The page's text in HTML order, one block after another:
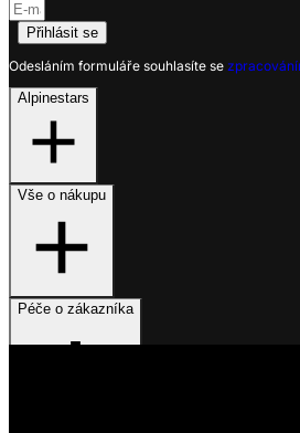
Přihlásit se
Odesláním formuláře souhlasíte se
Alpinestars
Vše o nákupu
Péče o zákazníka